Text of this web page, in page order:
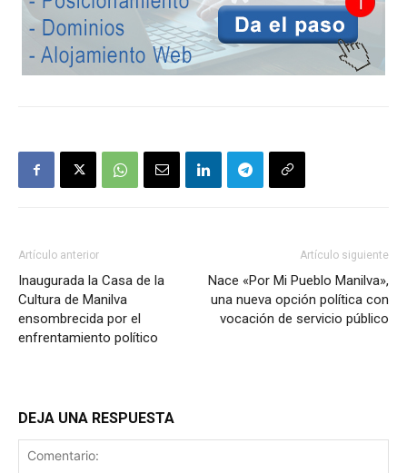
Artículo anterior
Inaugurada la Casa de la
Cultura de Manilva
ensombrecida por el
enfrentamiento político
Artículo siguiente
Nace «Por Mi Pueblo Manilva»,
una nueva opción política con
vocación de servicio público
DEJA UNA RESPUESTA